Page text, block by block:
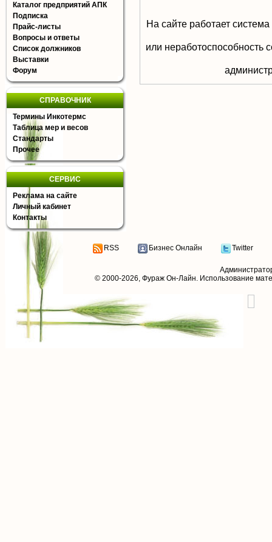
Каталог предприятий АПК
Подписка
Прайс-листы
Вопросы и ответы
Список должников
Выставки
Форум
СПРАВОЧНИК
Термины Инкотермс
Таблица мер и весов
Стандарты
Прочее
СЕРВИС
Реклама на сайте
Личный кабинет
Контакты
На сайте работает
или неработоспособность
RSS Бизнес Онлайн Twitter
© 2000-2026, Фураж Он-Лайн. Использование